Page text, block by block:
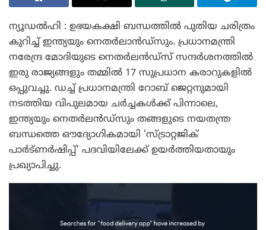
ന്യൂഡൽഹി : ഉഭയകക്ഷി ബന്ധത്തിൽ പുതിയ ചരിത്രം
കുറിച്ച് ഇന്ത്യയും നെതർലാൻഡ്സും. പ്രധാനമന്ത്രി
നരേന്ദ്ര മോദിയുടെ നെതർലൻഡ്‌സ് സന്ദർശനത്തിൽ
ഇരു രാജ്യങ്ങളും തമ്മിൽ 17 സുപ്രധാന കരാറുകളിൽ
ഒപ്പുവച്ചു. ഡച്ച് പ്രധാനമന്ത്രി റോബ് ജെറ്റനുമായി
നടത്തിയ വിപുലമായ ചർച്ചകൾക്ക് പിന്നാലെ,
ഇന്ത്യയും നെതർലൻഡ്‌സും തങ്ങളുടെ നയതന്ത്ര
ബന്ധത്തെ ഔദ്യോഗികമായി ‘സ്ട്രാറ്റജിക്
പാർട്ണർഷിപ്പ്’ പദവിയിലേക്ക് ഉയർത്തിയതായും
പ്രഖ്യാപിച്ചു.